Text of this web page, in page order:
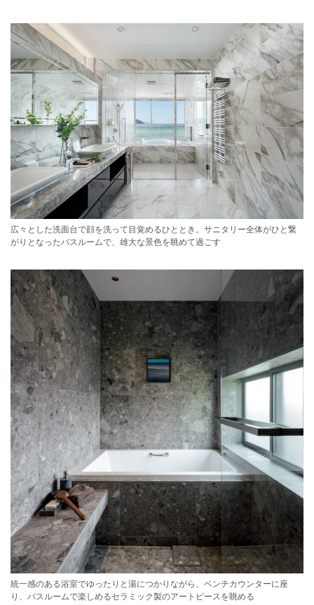
広々とした洗面台で顔を洗って目覚めるひととき。サニタリー全体がひと繋
がりとなったバスルームで、雄大な景色を眺めて過ごす
統一感のある浴室でゆったりと湯につかりながら、ベンチカウンターに座
り、バスルームで楽しめるセラミック製のアートピースを眺める